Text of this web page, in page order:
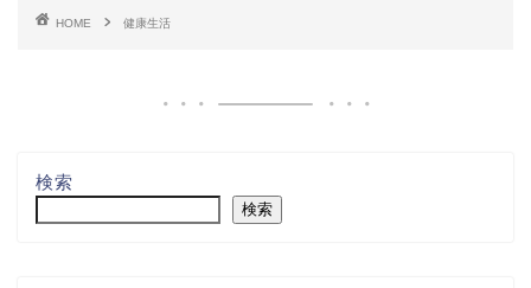
HOME 健康生活
検索
検索